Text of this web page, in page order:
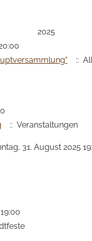
2025
::
:: Veranstaltungen
31. August 2025